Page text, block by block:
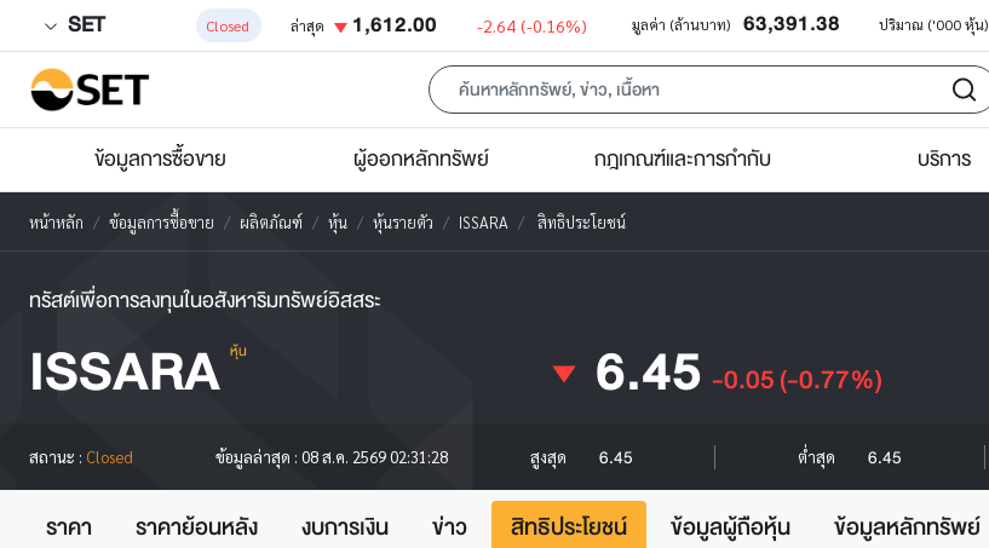
SET Closed ล่าสุด 1,612.00 -2.64 (-0.16%) มูลค่า (ล้านบาท) 63,391.38 ปริมาณ ('000 หุ้น)
ข้อมูลการซื้อขาย ผู้ออกหลักทรัพย์ กฎเกณฑ์และการกำกับ บริการ
หน้าหลัก ข้อมูลการซื้อขาย ผลิตภัณฑ์ หุ้น หุ้นรายตัว ISSARA สิทธิประโยชน์
ทรัสต์เพื่อการลงทุนในอสังหาริมทรัพย์อิสสระ
ISSARA หุ้น 6.45 -0.05(-0.77%)
สถานะ : Closed ข้อมูลล่าสุด : 08 ส.ค. 2569 02:31:28 สูงสุด 6.45 ต่ำสุด 6.45
ราคา ราคาย้อนหลัง งบการเงิน ข่าว สิทธิประโยชน์ ข้อมูลผู้ถือหุ้น ข้อมูลหลักทรัพย์